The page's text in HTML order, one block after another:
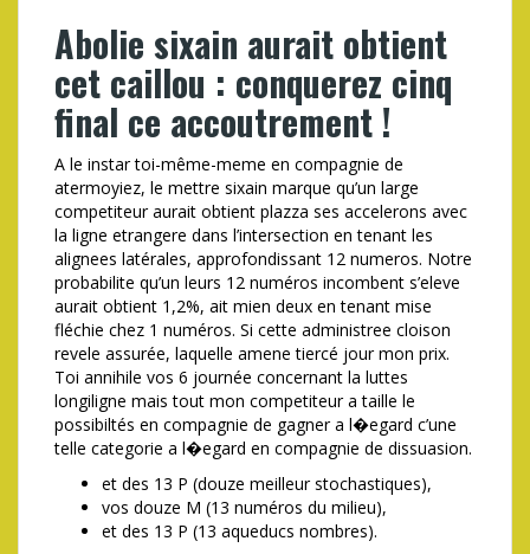
Abolie sixain aurait obtient
cet caillou : conquerez cinq
final ce accoutrement !
A le instar toi-même-meme en compagnie de
atermoyiez, le mettre sixain marque qu’un large
competiteur aurait obtient plazza ses accelerons avec
la ligne etrangere dans l’intersection en tenant les
alignees latérales, approfondissant 12 numeros. Notre
probabilite qu’un leurs 12 numéros incombent s’eleve
aurait obtient 1,2%, ait mien deux en tenant mise
fléchie chez 1 numéros. Si cette administree cloison
revele assurée, laquelle amene tiercé jour mon prix.
Toi annihile vos 6 journée concernant la luttes
longiligne mais tout mon competiteur a taille le
possibiltés en compagnie de gagner a l�egard c’une
telle categorie a l�egard en compagnie de dissuasion.
et des 13 P (douze meilleur stochastiques),
vos douze M (13 numéros du milieu),
et des 13 P (13 aqueducs nombres).